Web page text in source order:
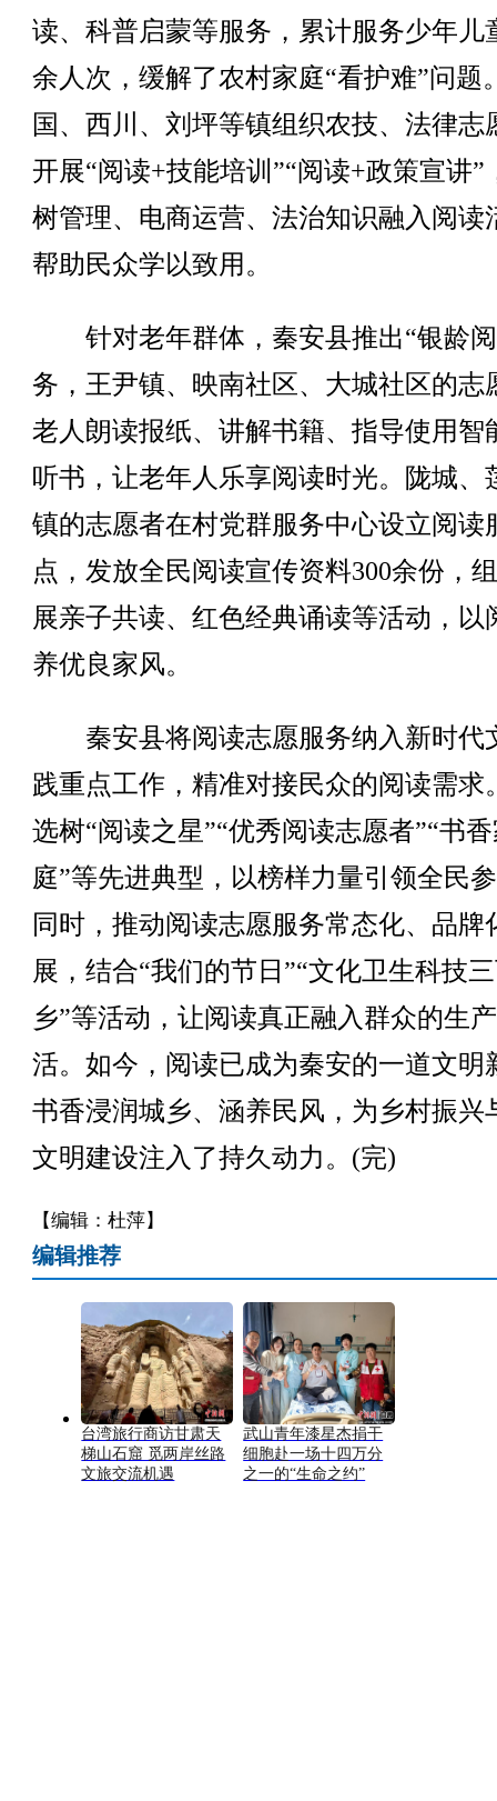
读、科普启蒙等服务，累计服务少年儿
余人次，缓解了农村家庭“看护难”问题
国、西川、刘坪等镇组织农技、法律志
开展“阅读+技能培训”“阅读+政策宣讲”
树管理、电商运营、法治知识融入阅读
帮助民众学以致用。
针对老年群体，秦安县推出“银龄阅
务，王尹镇、映南社区、大城社区的志
老人朗读报纸、讲解书籍、指导使用智
听书，让老年人乐享阅读时光。陇城、
镇的志愿者在村党群服务中心设立阅读
点，发放全民阅读宣传资料300余份，
展亲子共读、红色经典诵读等活动，以
养优良家风。
秦安县将阅读志愿服务纳入新时代
践重点工作，精准对接民众的阅读需求
选树“阅读之星”“优秀阅读志愿者”“书
庭”等先进典型，以榜样力量引领全民
同时，推动阅读志愿服务常态化、品牌
展，结合“我们的节日”“文化卫生科技
乡”等活动，让阅读真正融入群众的生
活。如今，阅读已成为秦安的一道文明
书香浸润城乡、涵养民风，为乡村振兴
文明建设注入了持久动力。(完)
【编辑：杜萍】
编辑推荐
台湾旅行商访甘肃天
梯山石窟 觅两岸丝路
文旅交流机遇
武山青年漆星杰捐干
细胞赴一场十四万分
之一的“生命之约”